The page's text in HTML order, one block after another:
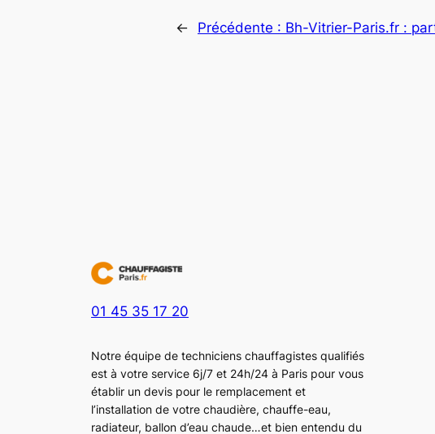
← Précédente : Bh-Vitrier-Paris.fr :
01 45 35 17 20
Notre équipe de techniciens chauffagistes qualifiés
est à votre service 6j/7 et 24h/24 à Paris pour vous
établir un devis pour le remplacement et
l’installation de votre chaudière, chauffe-eau,
radiateur, ballon d’eau chaude…et bien entendu du